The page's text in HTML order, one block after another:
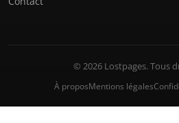
© 2026 Lostpages. Tous
À proposMentions légales